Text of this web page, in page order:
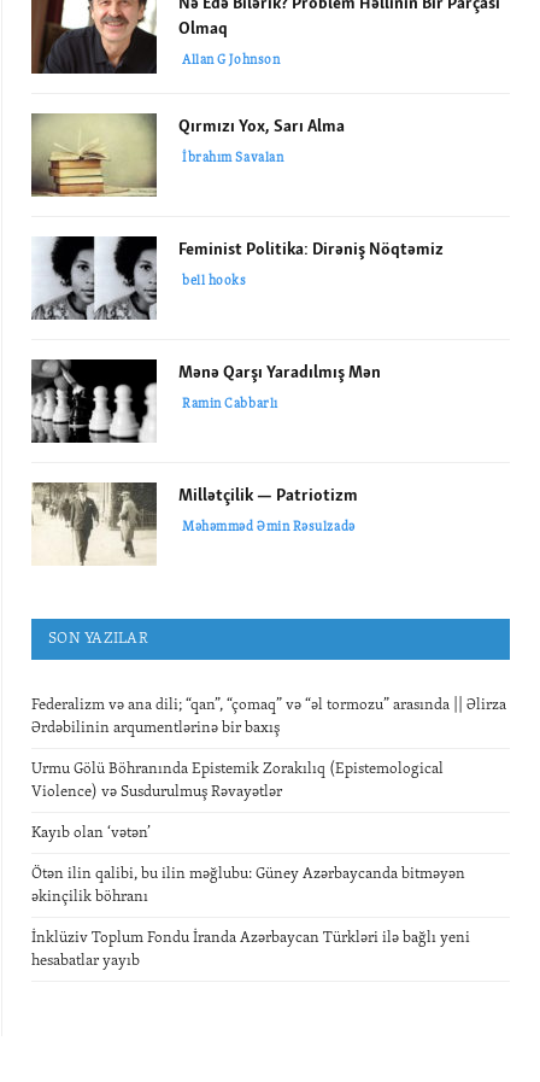
Nə Edə Bilərik? Problem Həllinin Bir Parçası
Olmaq
Allan G Johnson
Qırmızı Yox, Sarı Alma
İbrahım Savalan
Feminist Politika: Dirəniş Nöqtəmiz
bell hooks
Mənə Qarşı Yaradılmış Mən
Ramin Cabbarlı
Millətçilik — Patriotizm
Məhəmməd Əmin Rəsulzadə
SON YAZILAR
Federalizm və ana dili; “qan”, “çomaq” və “əl tormozu” arasında || Əlirza
Ərdəbilinin arqumentlərinə bir baxış
Urmu Gölü Böhranında Epistemik Zorakılıq (Epistemological
Violence) və Susdurulmuş Rəvayətlər
Kayıb olan ‘vətən’
Ötən ilin qalibi, bu ilin məğlubu: Güney Azərbaycanda bitməyən
əkinçilik böhranı
İnklüziv Toplum Fondu İranda Azərbaycan Türkləri ilə bağlı yeni
hesabatlar yayıb